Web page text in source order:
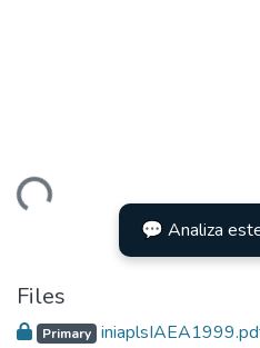
💬 Analiza
Files
Primary